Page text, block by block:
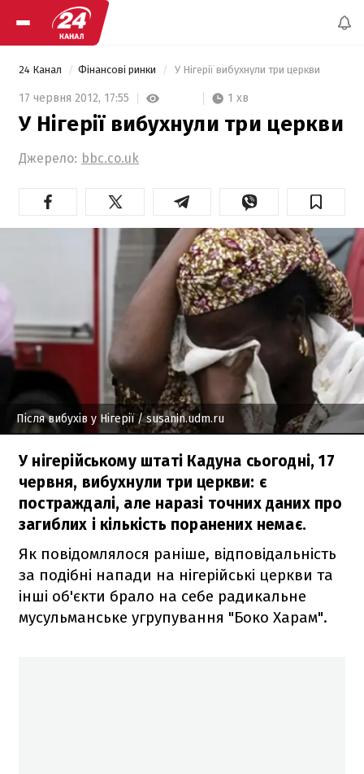
24 Канал Фінансові ринки У Нігерії вибухнули три церкви
17 червня 2012, 17:55 1 хв
У Нігерії вибухнули три церкви
Джерело: bbc.co.uk
Після вибухів у Нігерії/ susanin.udm.ru
У нігерійському штаті Кадуна сьогодні, 17
червня, вибухнули три церкви: є
постраждалі, але наразі точних даних про
загиблих і кількість поранених немає.
Як повідомлялося раніше, відповідальність
за подібні напади на нігерійські церкви та
інші об'єкти брало на себе радикальне
мусульманське угрупування "Боко Харам".